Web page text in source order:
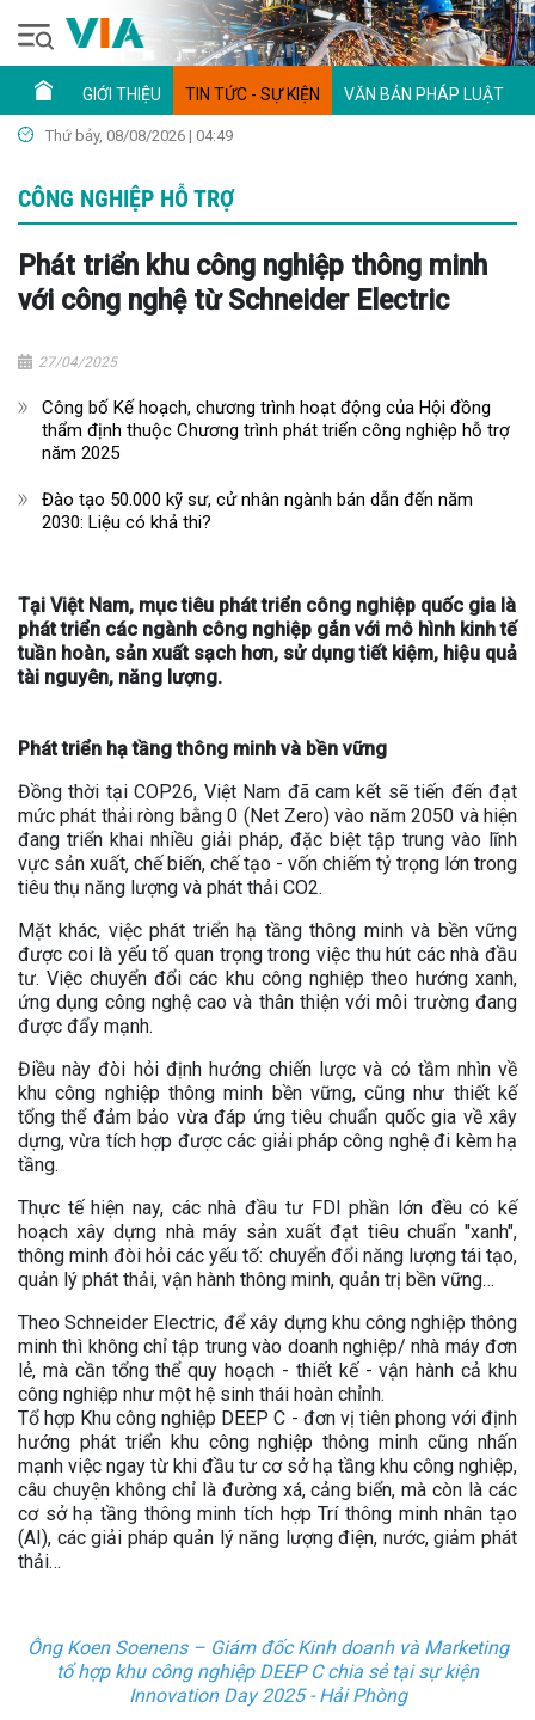
GIỚI THIỆU TIN TỨC - SỰ KIỆN VĂN BẢN PHÁP LUẬT
Thứ bảy, 08/08/2026 | 04:49
CÔNG NGHIỆP HỖ TRỢ
Phát triển khu công nghiệp thông minh
với công nghệ từ Schneider Electric
27/04/2025
Công bố Kế hoạch, chương trình hoạt động của Hội đồng
thẩm định thuộc Chương trình phát triển công nghiệp hỗ trợ
năm 2025
Đào tạo 50.000 kỹ sư, cử nhân ngành bán dẫn đến năm
2030: Liệu có khả thi?
Tại Việt Nam, mục tiêu phát triển công nghiệp quốc gia là
phát triển các ngành công nghiệp gắn với mô hình kinh tế
tuần hoàn, sản xuất sạch hơn, sử dụng tiết kiệm, hiệu quả
tài nguyên, năng lượng.
Phát triển hạ tầng thông minh và bền vững
Đồng thời tại COP26, Việt Nam đã cam kết sẽ tiến đến đạt
mức phát thải ròng bằng 0 (Net Zero) vào năm 2050 và hiện
đang triển khai nhiều giải pháp, đặc biệt tập trung vào lĩnh
vực sản xuất, chế biến, chế tạo - vốn chiếm tỷ trọng lớn trong
tiêu thụ năng lượng và phát thải CO2.
Mặt khác, việc phát triển hạ tầng thông minh và bền vững
được coi là yếu tố quan trọng trong việc thu hút các nhà đầu
tư. Việc chuyển đổi các khu công nghiệp theo hướng xanh,
ứng dụng công nghệ cao và thân thiện với môi trường đang
được đẩy mạnh.
Điều này đòi hỏi định hướng chiến lược và có tầm nhìn về
khu công nghiệp thông minh bền vững, cũng như thiết kế
tổng thể đảm bảo vừa đáp ứng tiêu chuẩn quốc gia về xây
dựng, vừa tích hợp được các giải pháp công nghệ đi kèm hạ
tầng.
Thực tế hiện nay, các nhà đầu tư FDI phần lớn đều có kế
hoạch xây dựng nhà máy sản xuất đạt tiêu chuẩn "xanh",
thông minh đòi hỏi các yếu tố: chuyển đổi năng lượng tái tạo,
quản lý phát thải, vận hành thông minh, quản trị bền vững…
Theo Schneider Electric, để xây dựng khu công nghiệp thông
minh thì không chỉ tập trung vào doanh nghiệp/ nhà máy đơn
lẻ, mà cần tổng thể quy hoạch - thiết kế - vận hành cả khu
công nghiệp như một hệ sinh thái hoàn chỉnh.
Tổ hợp Khu công nghiệp DEEP C - đơn vị tiên phong với định
hướng phát triển khu công nghiệp thông minh cũng nhấn
mạnh việc ngay từ khi đầu tư cơ sở hạ tầng khu công nghiệp,
câu chuyện không chỉ là đường xá, cảng biển, mà còn là các
cơ sở hạ tầng thông minh tích hợp Trí thông minh nhân tạo
(AI), các giải pháp quản lý năng lượng điện, nước, giảm phát
thải…
Ông Koen Soenens – Giám đốc Kinh doanh và Marketing
tổ hợp khu công nghiệp DEEP C chia sẻ tại sự kiện
Innovation Day 2025 - Hải Phòng